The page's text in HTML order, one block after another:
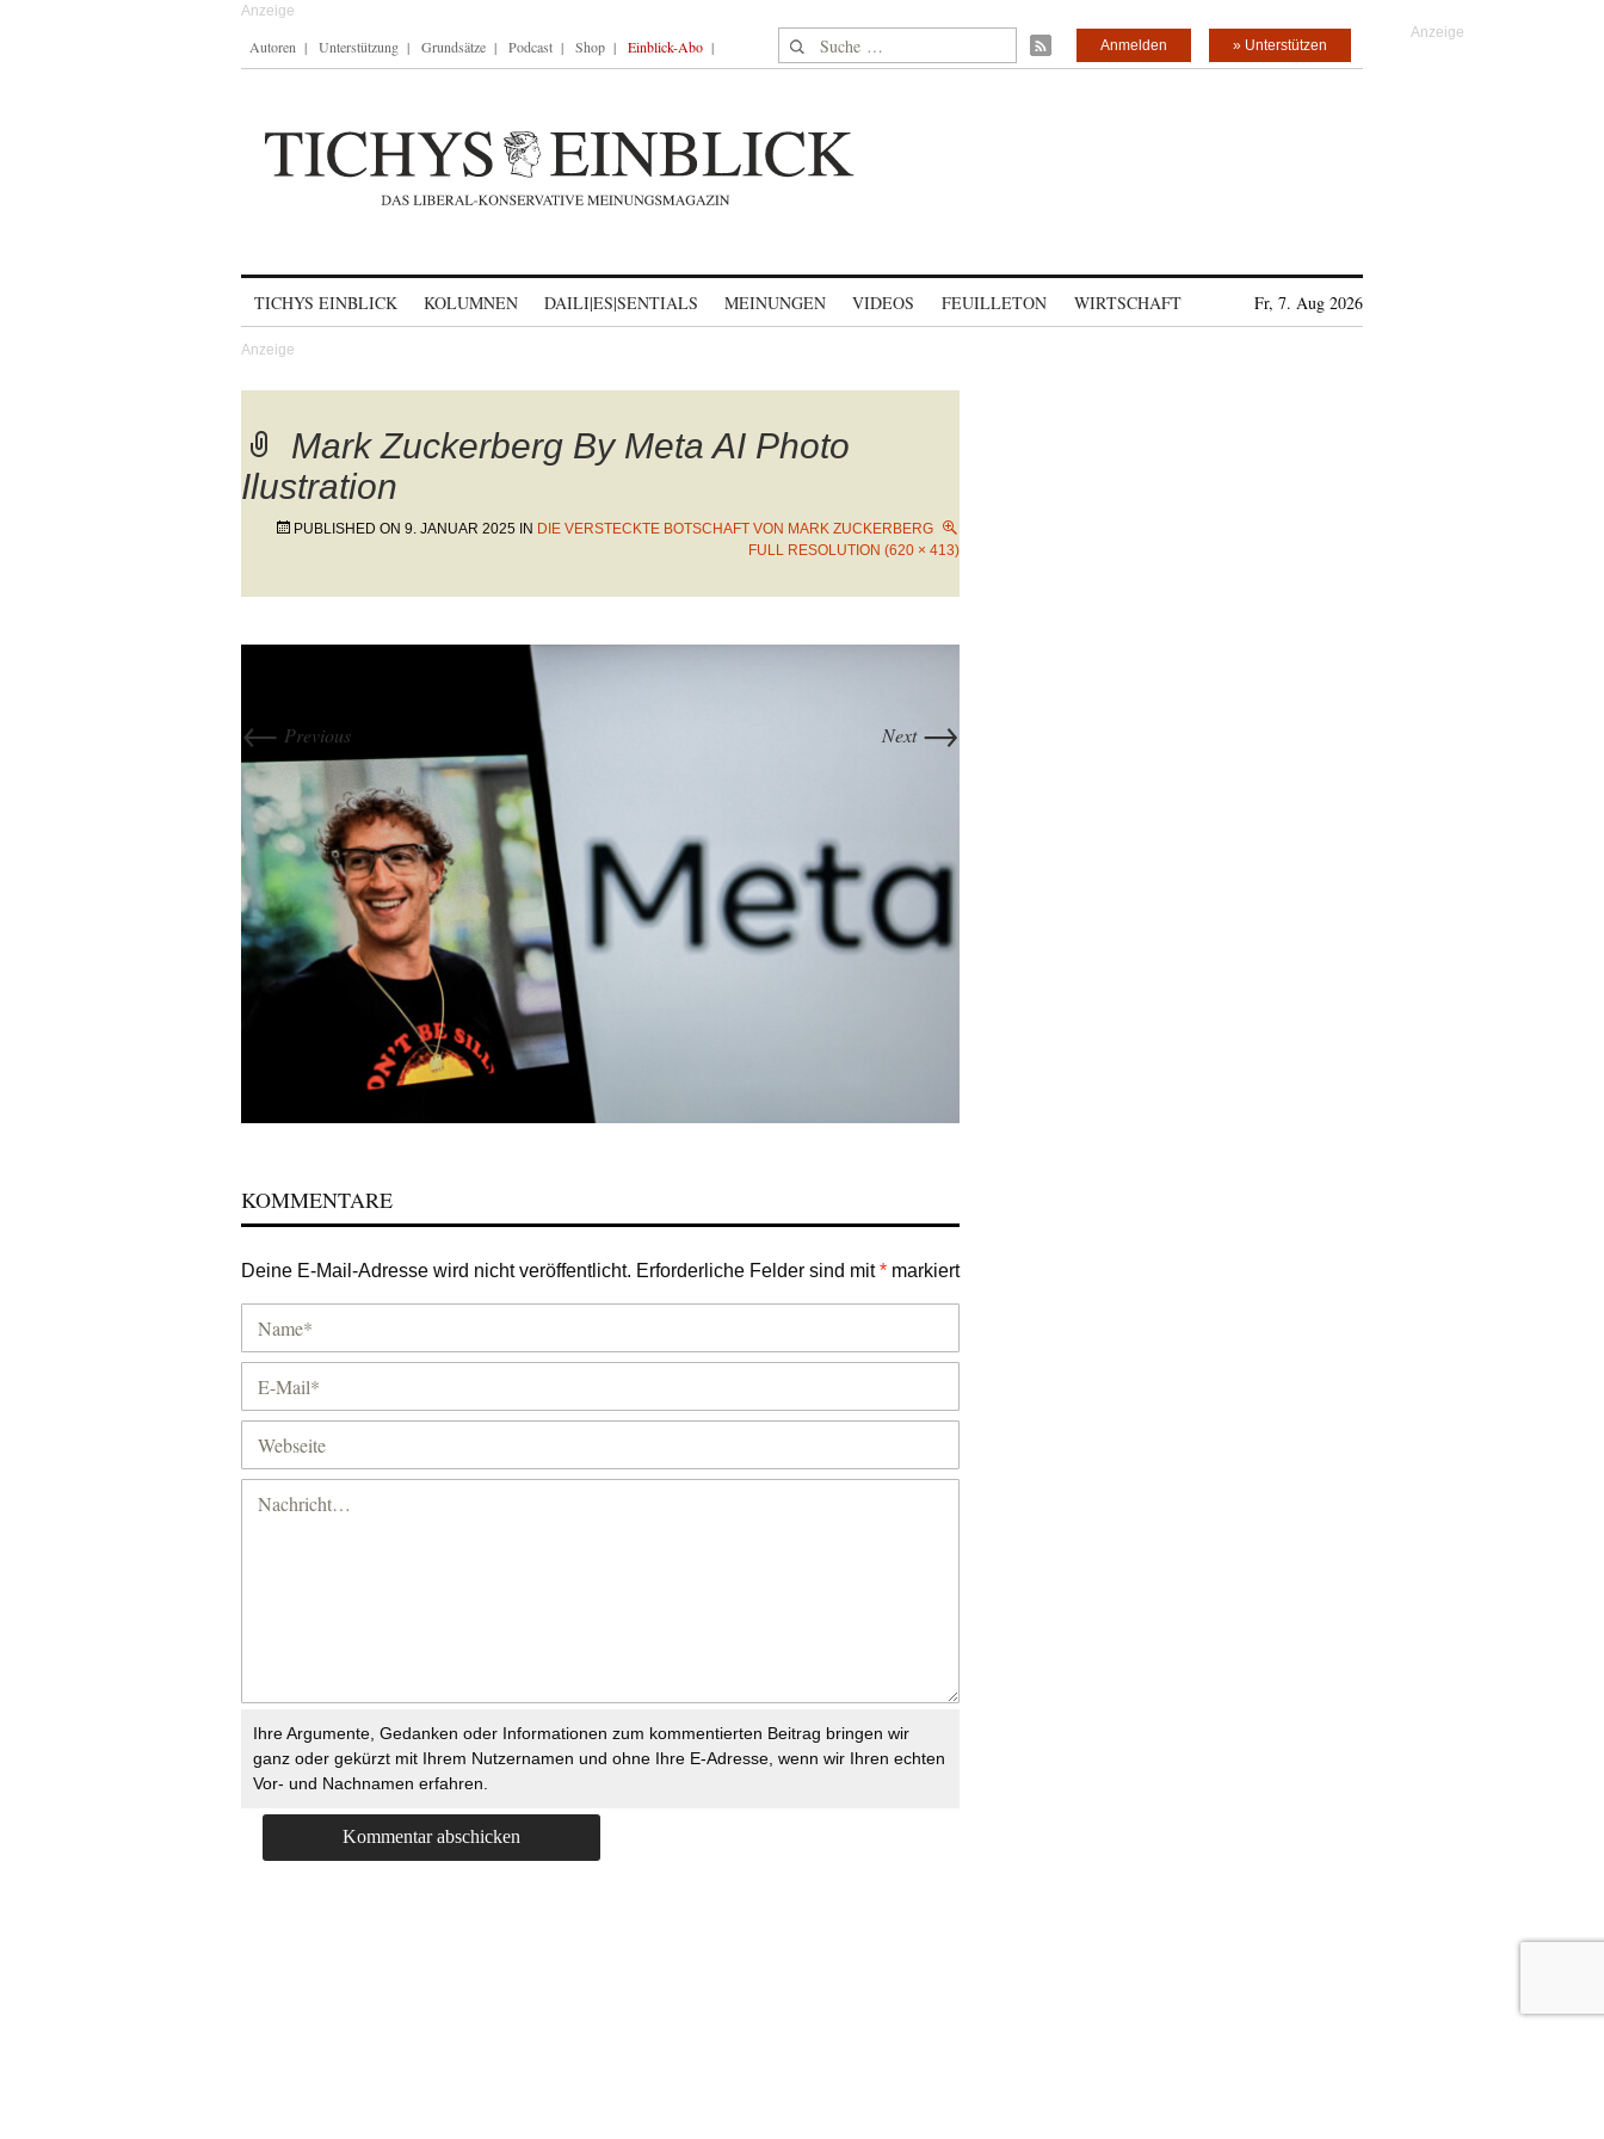
Autoren Unterstützung Grundsätze Podcast Shop Einblick-Abo Suche nach: » Unterstützen
Anmelden
TICHYS EINBLICK KOLUMNEN DAILI|ES|SENTIALS MEINUNGEN VIDEOS FEUILLETON WIRTSCHAFT Fr, 7. Aug 2026
Mark Zuckerberg By Meta AI Photo
Ilustration
PUBLISHED ON 9. JANUAR 2025 IN DIE VERSTECKTE BOTSCHAFT VON MARK ZUCKERBERG
FULL RESOLUTION (620 × 413)
← Previous Next →
KOMMENTARE
Deine E-Mail-Adresse wird nicht veröffentlicht. Erforderliche Felder sind mit* markiert
Ihre Argumente, Gedanken oder Informationen zum kommentierten Beitrag bringen wir
ganz oder gekürzt mit Ihrem Nutzernamen und ohne Ihre E-Adresse, wenn wir Ihren echten
Vor- und Nachnamen erfahren.